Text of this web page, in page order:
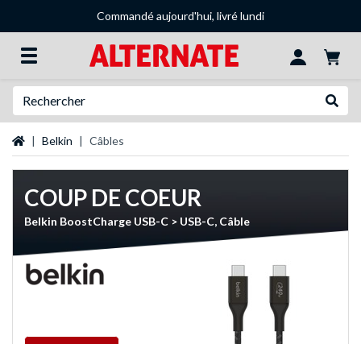
Commandé aujourd'hui, livré lundi
Page d'accueil
Belkin Câbles
COUP DE COEUR
Belkin BoostCharge USB-C > USB-C, Câble